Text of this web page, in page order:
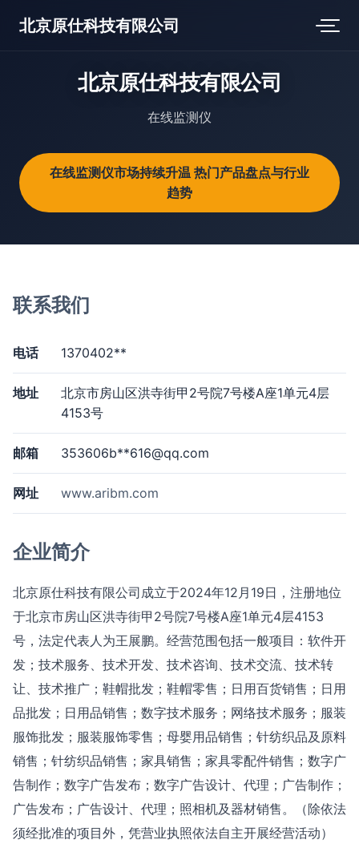
北京原仕科技有限公司
北京原仕科技有限公司
在线监测仪
在线监测仪市场持续升温 热门产品盘点与行业
趋势
联系我们
电话 1370402**
地址
北京市房山区洪寺街甲2号院7号楼A座1单元4层
4153号
邮箱 353606b**616@qq.com
网址 www.aribm.com
企业简介
北京原仕科技有限公司成立于2024年12月19日，注册地位
于北京市房山区洪寺街甲2号院7号楼A座1单元4层4153
号，法定代表人为王展鹏。经营范围包括一般项目：软件开
发；技术服务、技术开发、技术咨询、技术交流、技术转
让、技术推广；鞋帽批发；鞋帽零售；日用百货销售；日用
品批发；日用品销售；数字技术服务；网络技术服务；服装
服饰批发；服装服饰零售；母婴用品销售；针纺织品及原料
销售；针纺织品销售；家具销售；家具零配件销售；数字广
告制作；数字广告发布；数字广告设计、代理；广告制作；
广告发布；广告设计、代理；照相机及器材销售。（除依法
须经批准的项目外，凭营业执照依法自主开展经营活动）